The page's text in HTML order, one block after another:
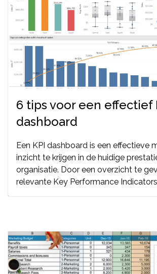
6 tips voor een effectief
dashboard
Een KPI dashboard is een effectieve
inzicht te krijgen in de huidige
organisatie. Door een overzicht te
relevante Key Performance